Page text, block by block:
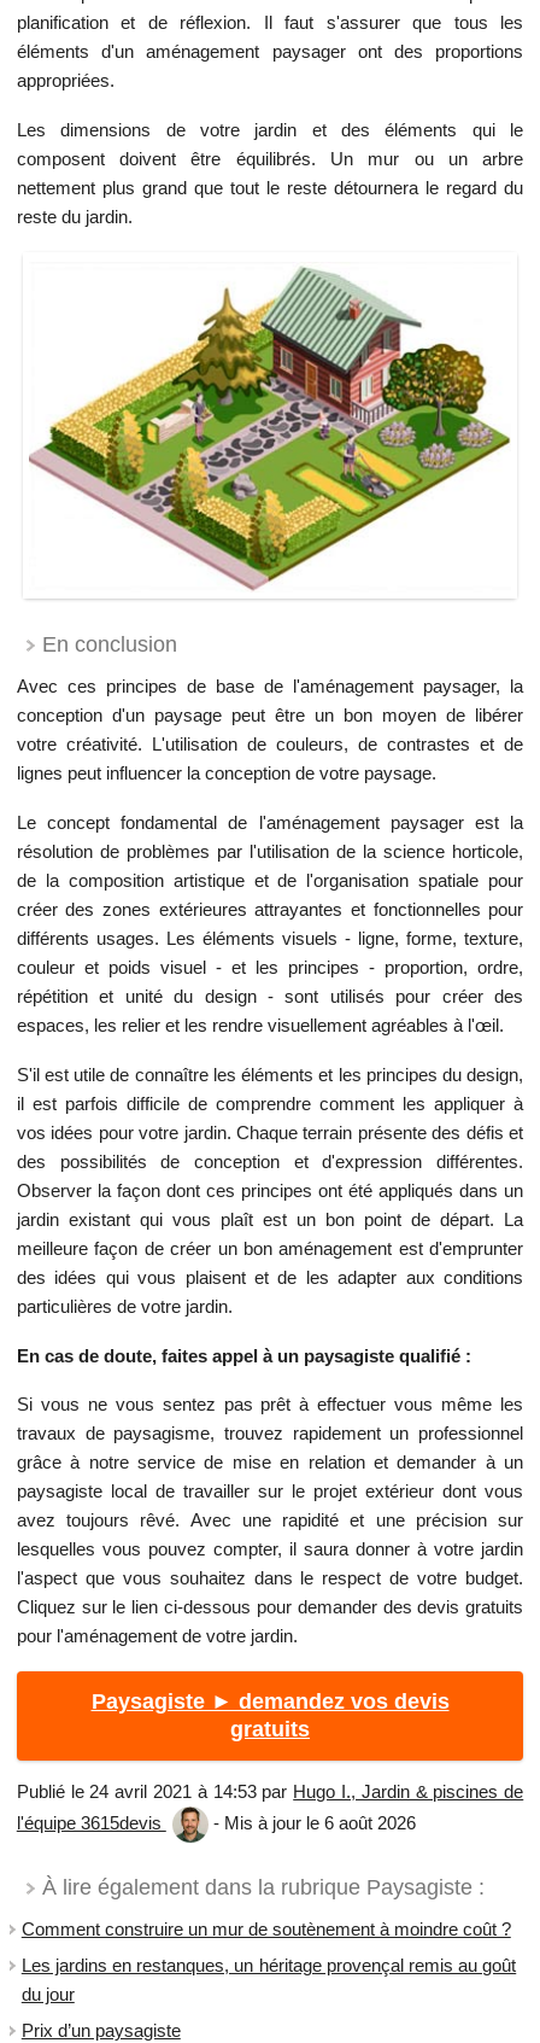
planification et de réflexion. Il faut s'assurer que tous les
éléments d'un aménagement paysager ont des proportions
appropriées.
Les dimensions de votre jardin et des éléments qui le
composent doivent être équilibrés. Un mur ou un arbre
nettement plus grand que tout le reste détournera le regard du
reste du jardin.
En conclusion
Avec ces principes de base de l'aménagement paysager, la
conception d'un paysage peut être un bon moyen de libérer
votre créativité. L'utilisation de couleurs, de contrastes et de
lignes peut influencer la conception de votre paysage.
Le concept fondamental de l'aménagement paysager est la
résolution de problèmes par l'utilisation de la science horticole,
de la composition artistique et de l'organisation spatiale pour
créer des zones extérieures attrayantes et fonctionnelles pour
différents usages. Les éléments visuels - ligne, forme, texture,
couleur et poids visuel - et les principes - proportion, ordre,
répétition et unité du design - sont utilisés pour créer des
espaces, les relier et les rendre visuellement agréables à l'œil.
S'il est utile de connaître les éléments et les principes du design,
il est parfois difficile de comprendre comment les appliquer à
vos idées pour votre jardin. Chaque terrain présente des défis et
des possibilités de conception et d'expression différentes.
Observer la façon dont ces principes ont été appliqués dans un
jardin existant qui vous plaît est un bon point de départ. La
meilleure façon de créer un bon aménagement est d'emprunter
des idées qui vous plaisent et de les adapter aux conditions
particulières de votre jardin.
En cas de doute, faites appel à un paysagiste qualifié :
Si vous ne vous sentez pas prêt à effectuer vous même les
travaux de paysagisme, trouvez rapidement un professionnel
grâce à notre service de mise en relation et demander à un
paysagiste local de travailler sur le projet extérieur dont vous
avez toujours rêvé. Avec une rapidité et une précision sur
lesquelles vous pouvez compter, il saura donner à votre jardin
l'aspect que vous souhaitez dans le respect de votre budget.
Cliquez sur le lien ci-dessous pour demander des devis gratuits
pour l'aménagement de votre jardin.
Paysagiste ► demandez vos devis
gratuits
Publié le 24 avril 2021 à 14:53 par Hugo I., Jardin & piscines de
l'équipe 3615devis
- Mis à jour le 6 août 2026
À lire également dans la rubrique Paysagiste :
Comment construire un mur de soutènement à moindre coût ?
Les jardins en restanques, un héritage provençal remis au goût
du jour
Prix d’un paysagiste